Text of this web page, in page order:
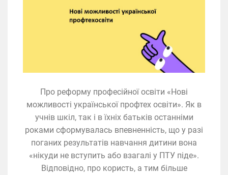
Про реформу професійної освіти «Нові
можливості української профтех освіти». Як в
учнів шкіл, так і в їхніх батьків останніми
роками сформувалась впевненність, що у разі
поганих результатів навчання дитини вона
«нікуди не вступить або взагалі у ПТУ піде».
Відповідно, про користь, а тим більше